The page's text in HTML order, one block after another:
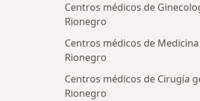
Centros médicos de
Rionegro
Centros médicos de
Rionegro
Centros médicos de Cirugía
Rionegro